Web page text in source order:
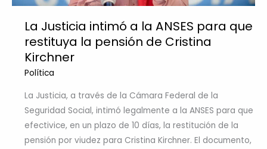
La Justicia intimó a la ANSES para que
restituya la pensión de Cristina
Kirchner
Política
La Justicia, a través de la Cámara Federal de la
Seguridad Social, intimó legalmente a la ANSES para que
efectivice, en un plazo de 10 días, la restitución de la
pensión por viudez para Cristina Kirchner. El documento,